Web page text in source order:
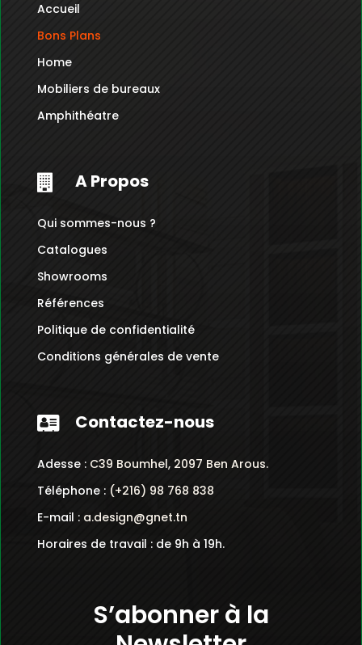
Accueil
Bons Plans
Home
Mobiliers de bureaux
Amphithéatre
 A Propos
Qui sommes-nous ?
Catalogues
Showrooms
Références
Politique de confidentialité
Conditions générales de vente
 Contactez-nous
Adesse : C39 Boumhel, 2097 Ben Arous.
Téléphone :(+216) 98 768 838
E-mail : a.design@gnet.tn
Horaires de travail : de 9h à 19h.
S’abonner à la